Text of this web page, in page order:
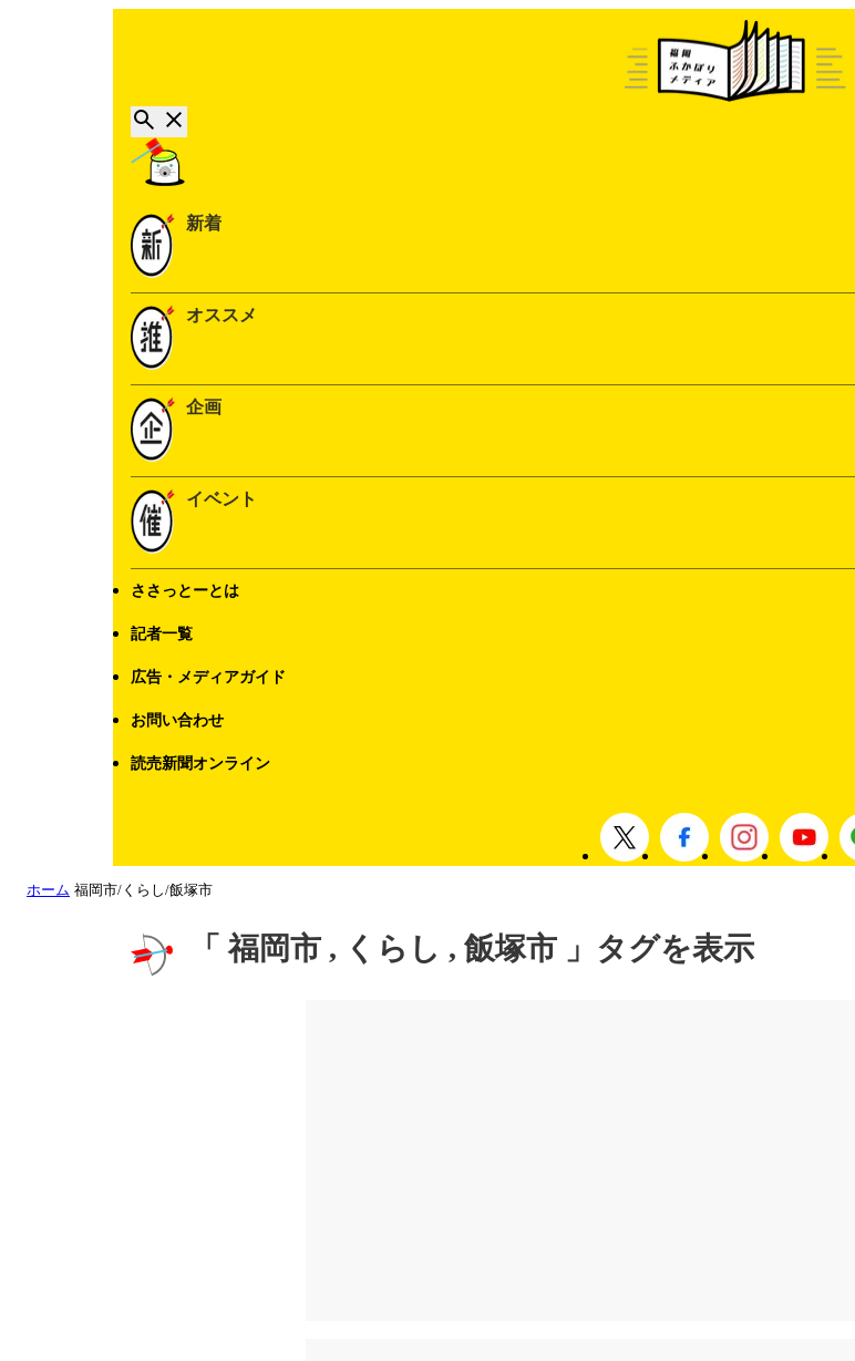
新着
オススメ
企画
イベント
ささっとーとは
記者一覧
広告・メディアガイド
お問い合わせ
読売新聞オンライン
ホーム 福岡市/くらし/飯塚市
「 福岡市 , くらし , 飯塚市 」タグを表示